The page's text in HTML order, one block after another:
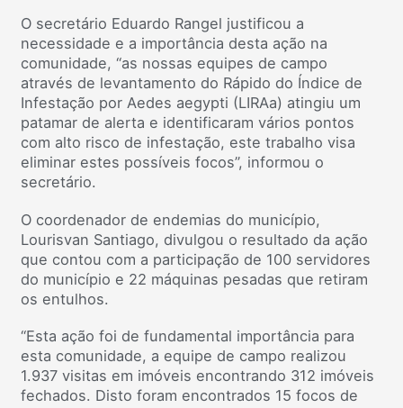
O secretário Eduardo Rangel justificou a
necessidade e a importância desta ação na
comunidade, “as nossas equipes de campo
através de levantamento do Rápido do Índice de
Infestação por Aedes aegypti (LIRAa) atingiu um
patamar de alerta e identificaram vários pontos
com alto risco de infestação, este trabalho visa
eliminar estes possíveis focos”, informou o
secretário.
O coordenador de endemias do município,
Lourisvan Santiago, divulgou o resultado da ação
que contou com a participação de 100 servidores
do município e 22 máquinas pesadas que retiram
os entulhos.
“Esta ação foi de fundamental importância para
esta comunidade, a equipe de campo realizou
1.937 visitas em imóveis encontrando 312 imóveis
fechados. Disto foram encontrados 15 focos de